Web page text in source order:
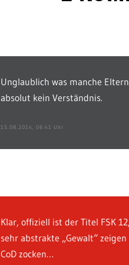
Unglaublich was manche
absolut kein Verständnis.
15.08.2014, 06:41 Uhr
Klar, offiziell ist der Titel FSK
sehr abstrakte „Gewalt“
CoD zocken…